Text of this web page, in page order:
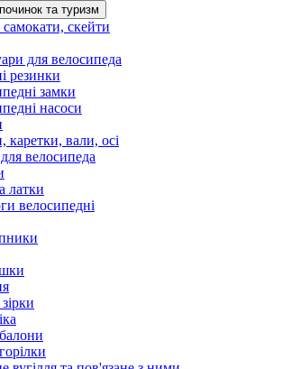
та туризм
скейти
для велосипеда
резинки
замки
насоси
каретки, вали, осі
велосипеда
латки
велосипедні